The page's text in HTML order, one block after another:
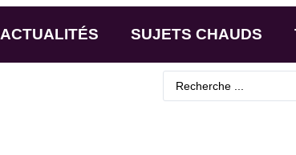
ACTUALITÉS SUJETS CHAUDS